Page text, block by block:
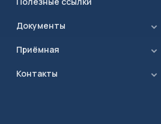
Документы
Приёмная
Контакты